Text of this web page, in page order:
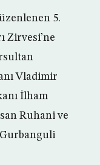
5.
Zirvesi’ne
Vladimir
İlham
Ruhani ve